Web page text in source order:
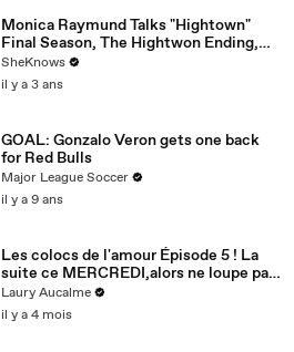
Monica Raymund Talks "Hightown"
Final Season, The Hightwon Ending,
The Joy of Playing a Queer Character &
"Chicago Fire"
SheKnows
il y a 3 ans
GOAL: Gonzalo Veron gets one back
for Red Bulls
Major League Soccer
il y a 9 ans
Les colocs de l'amour Épisode 5 ! La
suite ce MERCREDI,alors ne loupe pas
ça! Épisode 5/8 pour la saison 2
Laury Aucalme
il y a 4 mois